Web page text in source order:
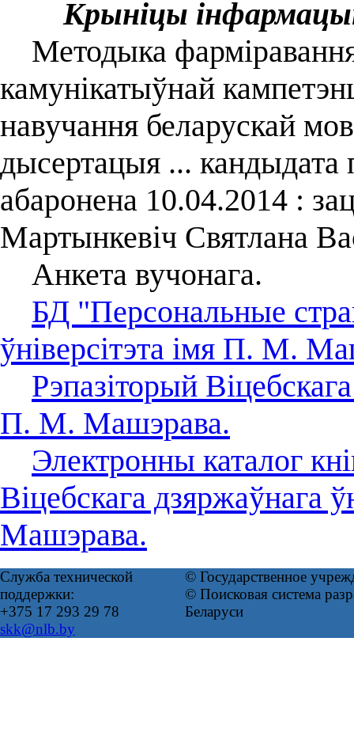
Крыніцы
Методыка
камунікатыўнай
навучання беларускай
дысертацыя ... кандыдата
абаронена 10.04.2014 :
Мартынкевіч Святлана
Анкета вучонага.
БД "Персональные
ўніверсітэта імя П. М.
Рэпазіторый
П. М. Машэрава.
Электронны каталог
Віцебскага дзяржаўнага
Машэрава.
Служба технической
поддержки:
+375 17 293 29 78
skk@nlb.by
© Государственное
© Поисковая система
Беларуси